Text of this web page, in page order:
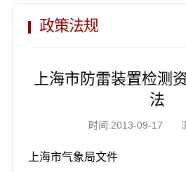
政策法规
上海市防雷装置检测
法
时间:2013-09-17
上海市气象局文件